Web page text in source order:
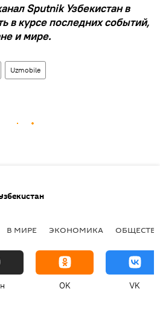
Sputnik Узбекистан в
в курсе последних событий,
и мире.
Uzmobile
В МИРЕ ЭКОНОМИКА
OK VK